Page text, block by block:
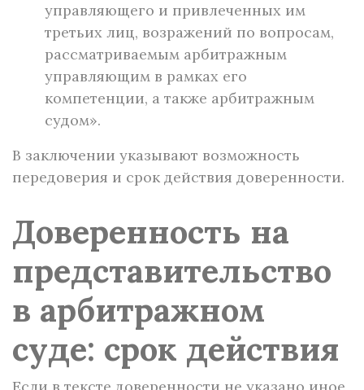
управляющего и привлеченных им
третьих лиц, возражений по вопросам,
рассматриваемым арбитражным
управляющим в рамках его
компетенции, а также арбитражным
судом».
В заключении указывают возможность
передоверия и срок действия доверенности.
Доверенность на
представительство
в арбитражном
суде: срок действия